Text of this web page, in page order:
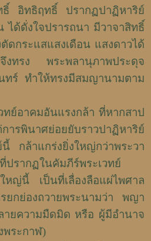
อิทธิฤทธิ์ ปรากฏปาฏิหาริย์
ได้ดั่งใจปรารถนา มีวาจาสิทธิ์
ดกระแสแสงเดือน แสงดาวได้
งทรง พระพลานุภาพประดุจ
ทร์ ทำให้ทรงมีสมญานามตาม
ทย์อาคมอันแรงกล้า ที่หากสาป
ารพินาศย่อยยับราวปาฏิหาริย์
กล้าแกร่งยิ่งใหญ่กว่าพระวา
ปรากฏในคัมภีร์พระเวทย์
หญ่นี้ เป็นที่เลื่องลือแผ่ไพศาล
ยกย่องถวายพระนามว่า พญา
ยความมืดมิด หรือ ผู้มีอำนาจ
พระกาฬ)